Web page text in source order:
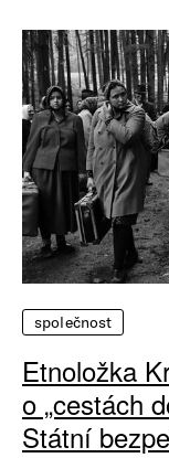
společnost
Etnoložka
o „cestách
Státní